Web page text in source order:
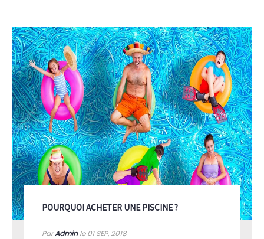
POURQUOI ACHETER UNE PISCINE ?
ParAdminle 01SEP, 2018